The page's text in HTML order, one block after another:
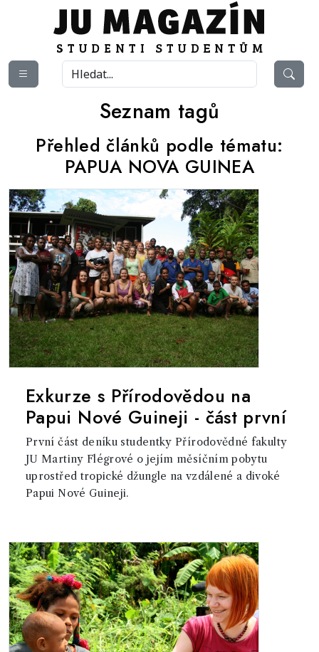
Seznam tagů
Přehled článků podle tématu:
PAPUA NOVA GUINEA
Exkurze s Přírodovědou na
Papui Nové Guineji - část první
První část deníku studentky Přírodovědné fakulty
JU Martiny Flégrové o jejím měsíčním pobytu
uprostřed tropické džungle na vzdálené a divoké
Papui Nové Guineji.